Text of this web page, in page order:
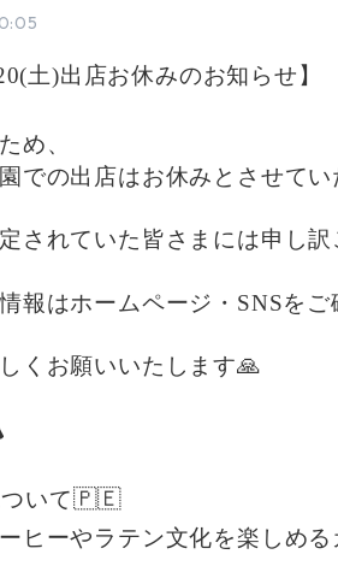
土)出店お休みのお知らせ】
め、
での出店はお休みとさせて
されていた皆さまには申し訳
報はホームページ・SNSをご
くお願いいたします🙏
ついて🇵🇪
ヒーやラテン文化を楽しめる